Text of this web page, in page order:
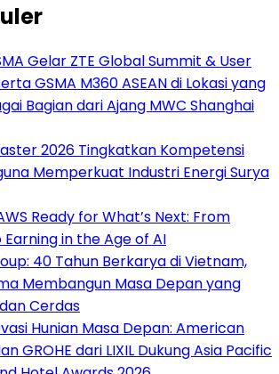
Gelar ZTE Global Summit & User
GSMA M360 ASEAN di Lokasi yang
Bagian dari Ajang MWC Shanghai
2026 Tingkatkan Kompetensi
Memperkuat Industri Energi Surya
Ready for What’s Next: From
in the Age of AI
40 Tahun Berkarya di Vietnam,
Membangun Masa Depan yang
Cerdas
Hunian Masa Depan: American
GROHE dari LIXIL Dukung Asia Pacific